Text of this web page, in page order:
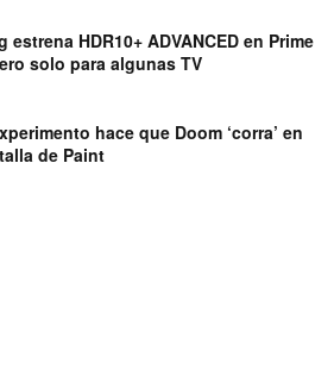
estrena HDR10+ ADVANCED en Prime
solo para algunas TV
hace que Doom ‘corra’ en
de Paint